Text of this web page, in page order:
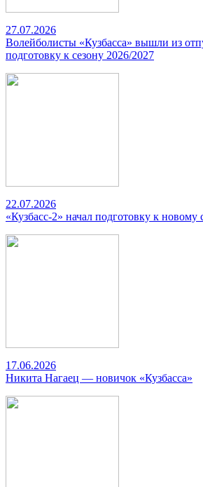
27.07.2026
Волейболисты «Кузбасса» вышли из
подготовку к сезону 2026/2027
22.07.2026
«Кузбасс-2» начал подготовку к новому
17.06.2026
Никита Нагаец — новичок «Кузбасса»